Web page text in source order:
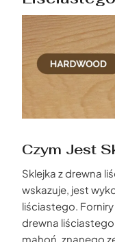
Czym Jest
Sklejka z drewna
wskazuje, jest
liściastego.
drewna
mahoń, znanego